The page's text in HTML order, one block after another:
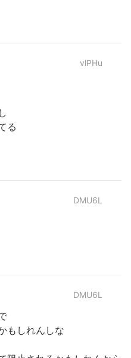
vlPHu
る
DMU6L
DMU6L
もしれんしな